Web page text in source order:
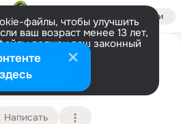
Войти
файлы, чтобы улучшить
ваш возраст менее 13 лет,
должен ваш законный
информации
Настроить
(Егорова)
область
школа
Подробнее
Написать